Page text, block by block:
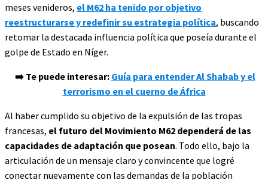
meses venideros, el M62 ha tenido por objetivo
reestructurarse y redefinir su estrategia política, buscando
retomar la destacada influencia política que poseía durante el
golpe de Estado en Níger.
➡️ Te puede interesar: Guía para entender Al Shabab y el
terrorismo en el cuerno de África
Al haber cumplido su objetivo de la expulsión de las tropas
francesas, el futuro del Movimiento M62 dependerá de las
capacidades de adaptación que posean. Todo ello, bajo la
articulación de un mensaje claro y convincente que logré
conectar nuevamente con las demandas de la población